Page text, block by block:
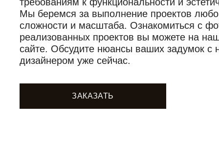
Мы беремся за выполнение проектов
сложности и масштаба. Ознакомиться с
реализованных проектов вы можете на
сайте. Обсудите нюансы ваших задумок с
дизайнером уже сейчас.
ЗАКАЗАТЬ